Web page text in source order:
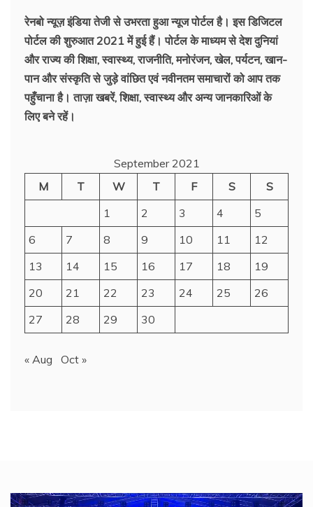
रेनबो न्यूज़ इंडिया तेजी से उभरता हुआ न्‍यूज पोर्टल है। इस डिजिटल
पोर्टल की शुरुआत 2021 में हुई हैं। पोर्टल के माध्यम से देश दुनियां
और राज्य की शिक्षा, स्वास्थ्य, राजनीति, मनोरंजन, खेल, पर्यटन, खान-
पान और संस्कृति से जुड़े वांछित एवं नवीनतम समाचारों को आप तक
पहुँचाना है। ताज़ा खबरें, शिक्षा, स्वास्थ्य और अन्य जानकारिओं के
लिए बने रहें।
September 2021
M
T W T F S
S
1
2 3 4
5
6
7 8 9 10 11
12
13
14 15 16 17 18
19
20
21 22 23 24 25
26
27
28 29 30
« Aug Oct »
Video